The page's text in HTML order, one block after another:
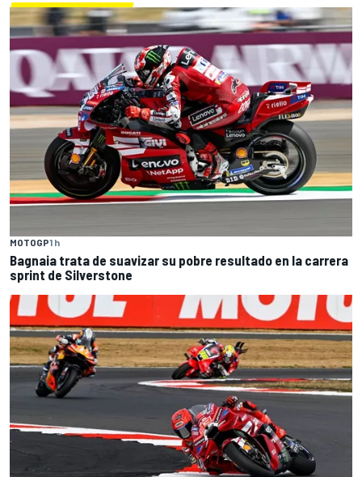
MOTOGP1 h
Bagnaia trata de suavizar su pobre resultado en la carrera
sprint de Silverstone